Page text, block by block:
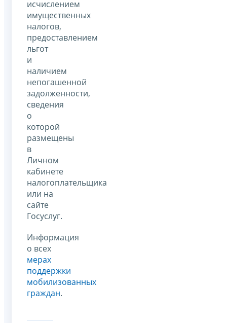
исчислением
имущественных
налогов,
предоставлением
льгот
и
наличием
непогашенной
задолженности,
сведения
о
которой
размещены
в
Личном
кабинете
налогоплательщика
или на
сайте
Госуслуг.
Информация
о всех
мерах
поддержки
мобилизованных
граждан.